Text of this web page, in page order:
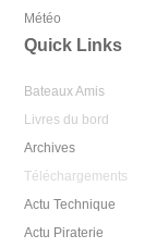
Météo
Quick Links
Bateaux Amis
Livres du bord
Archives
Téléchargements
Actu Technique
Actu Piraterie